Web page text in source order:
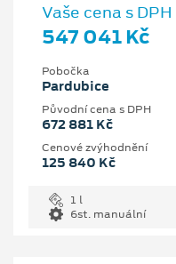
Vaše cena s DPH
547 041 Kč
Pobočka
Pardubice
Původní cena s DPH
672 881 Kč
Cenové zvýhodnění
125 840 Kč
1 l
6st. manuální